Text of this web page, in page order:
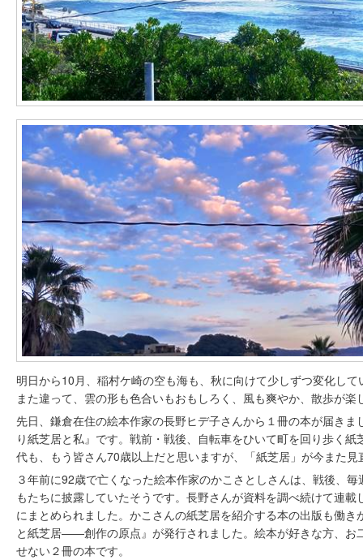
明日から10月、稲村ケ崎の空も海も、秋に向けて少しずつ変化し
また違って、雲の形も色合いもおもしろく、風も爽やか、散歩が楽
先日、鎌倉在住の絵本作家の長野ヒデ子さんから１冊の本が届きま
り紙芝居と私』です。戦前・戦後、自転車をひいて町を回り歩く
代も、もう皆さん70歳以上だと思いますが、「紙芝居」が今また
３年前に92歳で亡くなった絵本作家のかこさとしさんは、戦後、
もたちに披露していたそうです。長野さんが資料を調べ続けて連載
にまとめられました。かこさんの紙芝居を紹介する本の出版も働き
と紙芝居――創作の原点』が発行されました。絵本が好きな方、お
せない２冊の本です。